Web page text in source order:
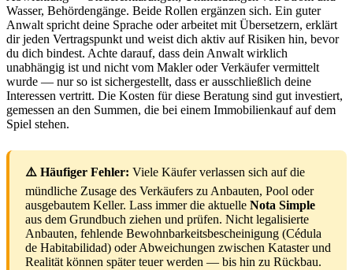
Wasser, Behördengänge. Beide Rollen ergänzen sich. Ein guter
Anwalt spricht deine Sprache oder arbeitet mit Übersetzern, erklärt
dir jeden Vertragspunkt und weist dich aktiv auf Risiken hin, bevor
du dich bindest. Achte darauf, dass dein Anwalt wirklich
unabhängig ist und nicht vom Makler oder Verkäufer vermittelt
wurde — nur so ist sichergestellt, dass er ausschließlich deine
Interessen vertritt. Die Kosten für diese Beratung sind gut investiert,
gemessen an den Summen, die bei einem Immobilienkauf auf dem
Spiel stehen.
⚠️ Häufiger Fehler: Viele Käufer verlassen sich auf die
mündliche Zusage des Verkäufers zu Anbauten, Pool oder
ausgebautem Keller. Lass immer die aktuelle Nota Simple
aus dem Grundbuch ziehen und prüfen. Nicht legalisierte
Anbauten, fehlende Bewohnbarkeitsbescheinigung (Cédula
de Habitabilidad) oder Abweichungen zwischen Kataster und
Realität können später teuer werden — bis hin zu Rückbau.